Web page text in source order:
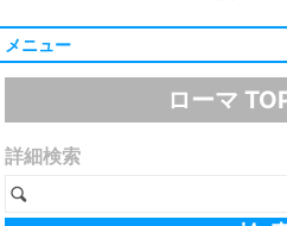
メニュー
ローマ
詳細検索